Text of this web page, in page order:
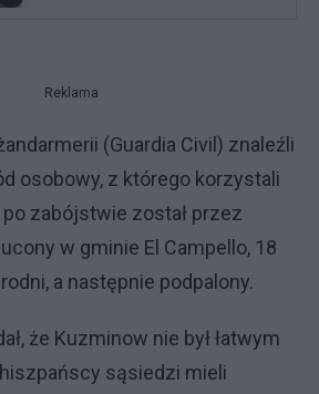
Reklama
(Guardia Civil) znaleźli
osobowy, z którego korzystali
zabójstwie został przez
w gminie El Campello, 18
a następnie podpalony.
że Kuzminow nie był łatwym
sąsiedzi mieli